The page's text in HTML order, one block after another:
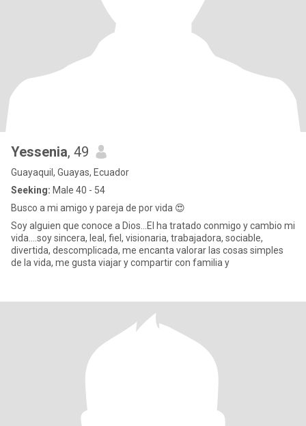
Yessenia, 49
Guayaquil, Guayas, Ecuador
Seeking: Male 40 - 54
Busco a mi amigo y pareja de por vida 😍
Soy alguien que conoce a Dios...El ha tratado conmigo y cambio mi
vida....soy sincera, leal, fiel, visionaria, trabajadora, sociable,
divertida, descomplicada, me encanta valorar las cosas simples
de la vida, me gusta viajar y compartir con familia y